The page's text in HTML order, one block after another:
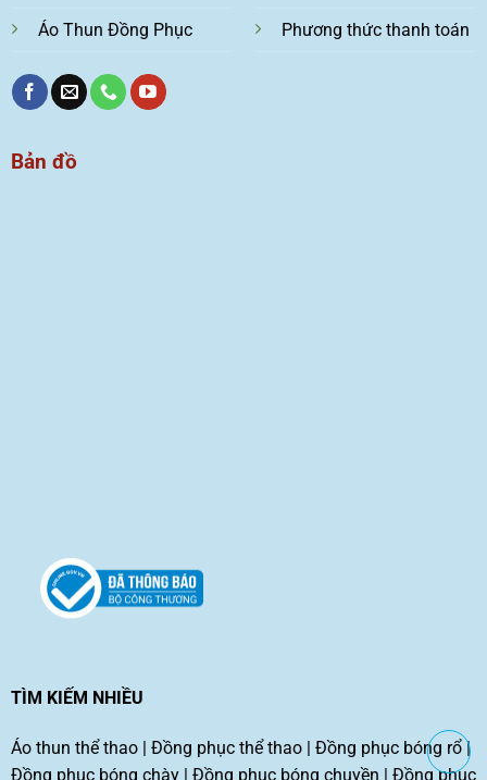
Áo Thun Đồng Phục Phương thức thanh toán
Bản đồ
TÌM KIẾM NHIỀU
Áo thun thể thao| Đồng phục thể thao| Đồng phục bóng rổ|
Đồng phục bóng chày| Đồng phục bóng chuyền Đồng phục